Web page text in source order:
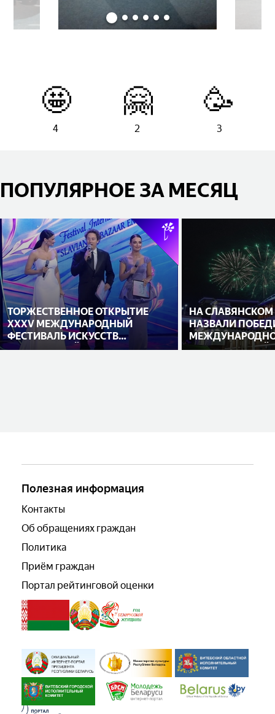
🤩
4
🤗
2
🥳
3
ПОПУЛЯРНОЕ ЗА МЕСЯЦ
ТОРЖЕСТВЕННОЕ ОТКРЫТИЕ
XXXV МЕЖДУНАРОДНЫЙ
ФЕСТИВАЛЬ ИСКУССТВ
«СЛАВЯНСКИЙ БАЗАР В
НА СЛАВЯНСКОМ
НАЗВАЛИ
ИСПОЛНИТЕЛЕЙ
Полезная информация
Контакты
Об обращениях граждан
Политика
Приём граждан
Портал рейтинговой оценки